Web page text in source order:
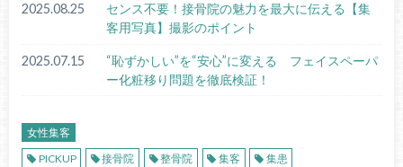
2025.08.25
センス不要！接骨院の魅力を最大に伝える【集
客用写真】撮影のポイント
2025.07.15
“恥ずかしい”を“安心”に変える フェイスペーパ
ー化粧移り問題を徹底検証！
女性集客
PICKUP
接骨院 整骨院 集客 集患